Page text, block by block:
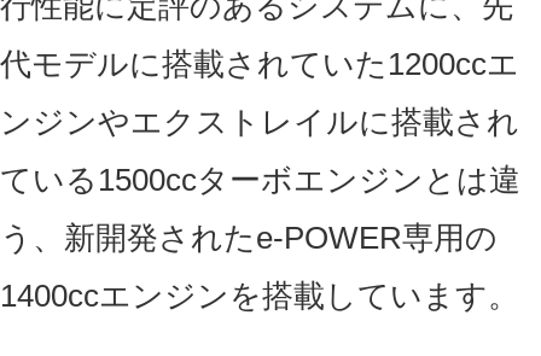
代モデルに搭載されていた1200ccエ
ンジンやエクストレイルに搭載され
ている1500ccターボエンジンとは違
う、新開発されたe-POWER専用の
1400ccエンジンを搭載しています。